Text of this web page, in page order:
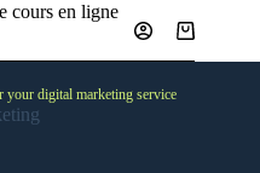
digital marketing service